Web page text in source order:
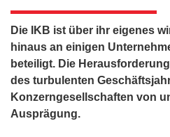
Die IKB ist über ihr eigenes
hinaus an einigen
beteiligt. Die
des turbulenten
Konzerngesellschaften von
Ausprägung.